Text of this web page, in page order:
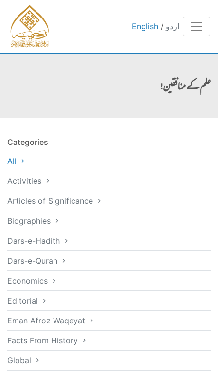
English / اردو
علم کے منافقین!
Categories
All
Activities
Articles of Significance
Biographies
Dars-e-Hadith
Dars-e-Quran
Economics
Editorial
Eman Afroz Waqeyat
Facts From History
Global